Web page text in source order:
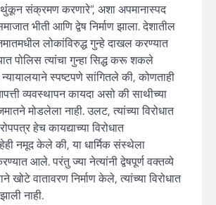
संक्रमण करणारे”, अशा अपमानास्पद
भीती आणि द्वेष निर्माण झाला. देशातील
लोकांविरुद्ध गुन्हे दाखल करण्यात
पोलिस त्यांचा गुन्हा सिद्ध करू शकले
न्यायालयाने स्पष्टपणे सांगितले की, कोणताही
व्यवस्थापन कायदा असो की साथीच्या
मोडलेला नाही. उलट, त्यांच्या विरोधात
हेच कायद्याच्या विरोधात
नमूद केले की, या धार्मिक संस्थेला
आले. परंतु ज्या नेत्यांनी द्वेषपूर्ण वक्तव्ये
खोटे वातावरण निर्माण केले, त्यांच्या विरोधात
नाही.